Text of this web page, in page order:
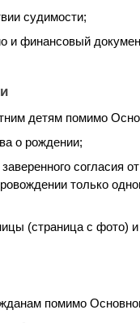
судимости;
и финансовый
детям помимо
о рождении;
согласия
только
(страница с фото)
помимо